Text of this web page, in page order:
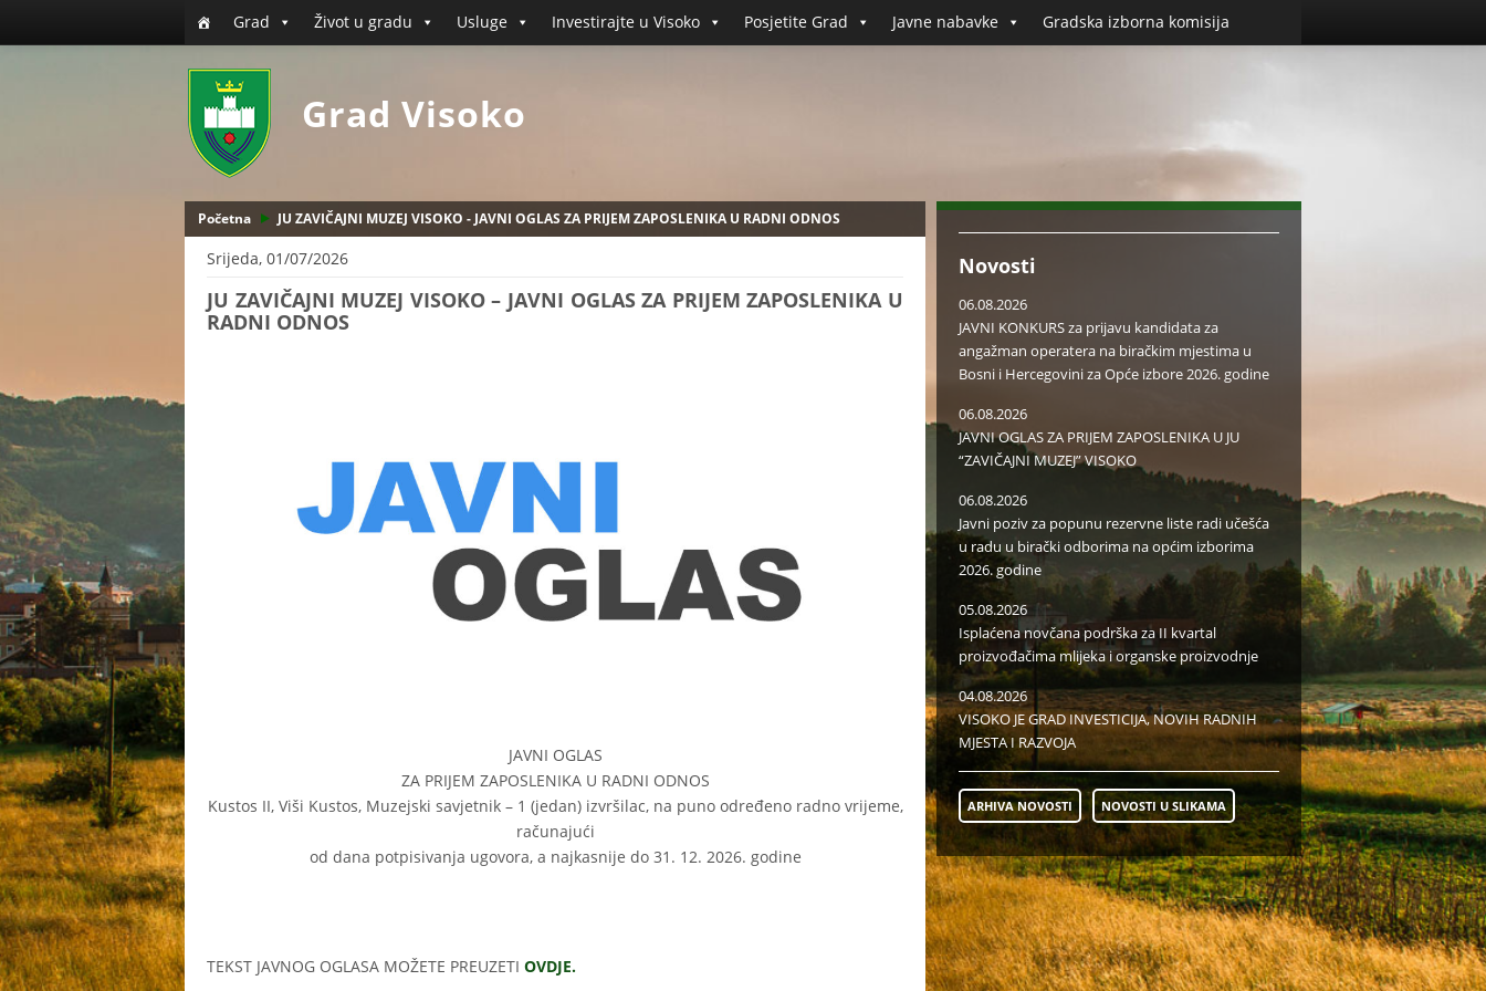
Grad Život u gradu Usluge Investirajte u Visoko Posjetite Grad Javne nabavke Gradska izborna komisija
Grad Visoko
Početna JU ZAVIČAJNI MUZEJ VISOKO - JAVNI OGLAS ZA PRIJEM ZAPOSLENIKA U RADNI ODNOS
Srijeda, 01/07/2026
JU ZAVIČAJNI MUZEJ VISOKO – JAVNI OGLAS ZA PRIJEM ZAPOSLENIKA U
RADNI ODNOS
JAVNI OGLAS
ZA PRIJEM ZAPOSLENIKA U RADNI ODNOS
Kustos II, Viši Kustos, Muzejski savjetnik – 1 (jedan) izvršilac, na puno određeno radno vrijeme,
računajući
od dana potpisivanja ugovora, a najkasnije do 31. 12. 2026. godine
TEKST JAVNOG OGLASA MOŽETE PREUZETI OVDJE.
Novosti
06.08.2026
JAVNI KONKURS za prijavu kandidata za
angažman operatera na biračkim mjestima u
Bosni i Hercegovini za Opće izbore 2026. godine
06.08.2026
JAVNI OGLAS ZA PRIJEM ZAPOSLENIKA U JU
“ZAVIČAJNI MUZEJ” VISOKO
06.08.2026
Javni poziv za popunu rezervne liste radi učešća
u radu u birački odborima na općim izborima
2026. godine
05.08.2026
Isplaćena novčana podrška za II kvartal
proizvođačima mlijeka i organske proizvodnje
04.08.2026
VISOKO JE GRAD INVESTICIJA, NOVIH RADNIH
MJESTA I RAZVOJA
ARHIVA NOVOSTI NOVOSTI U SLIKAMA